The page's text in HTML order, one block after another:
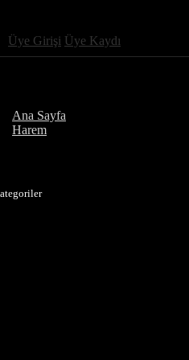
Üye Girişi Üye Kaydı
Ana Sayfa
Harem